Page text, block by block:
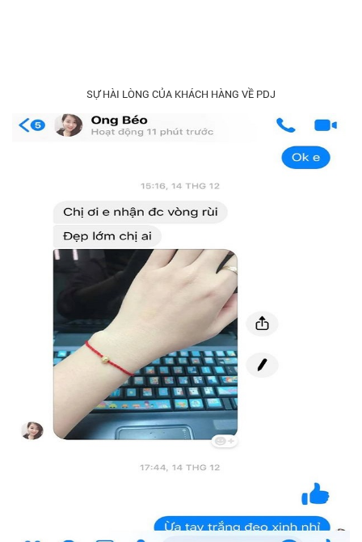
SỰ HÀI LÒNG CỦA KHÁCH HÀNG VỀ PDJ